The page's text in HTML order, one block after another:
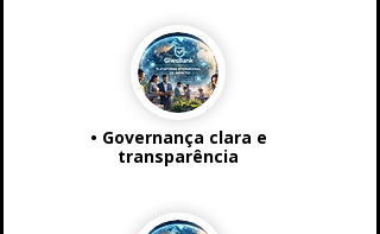
• Governança clara e
transparência